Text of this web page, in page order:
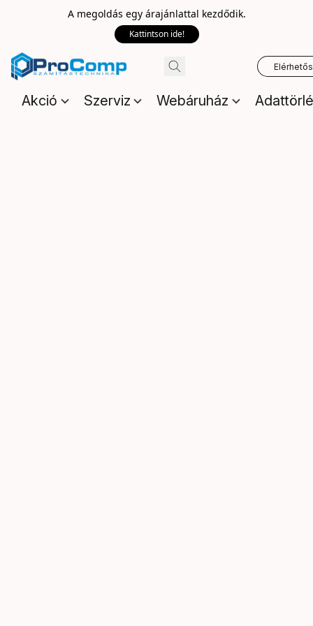
A megoldás egy árajánlattal kezdődik.
Kattintson ide!
Akció Szerviz Webáruház